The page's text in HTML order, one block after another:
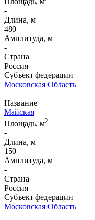
-
Длина, м
480
Амплитуда, м
-
Страна
Россия
Субъект федерации
Московская Область
Название
Майская
Площадь, м2
-
Длина, м
150
Амплитуда, м
-
Страна
Россия
Субъект федерации
Московская Область